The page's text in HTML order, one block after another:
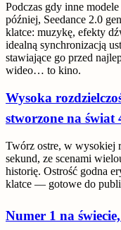
Podczas gdy inne
później, Seedance 2.0
klatce: muzykę, efekty
idealną synchronizacją
stawiające go przed
wideo… to kino.
Wysoka
stworzone na świat
Twórz ostre, w wysokiej
sekund, ze scenami
historię. Ostrość godna
klatce — gotowe do
Numer 1 na